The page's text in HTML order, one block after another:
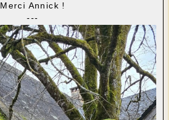
Merci Annick !
---